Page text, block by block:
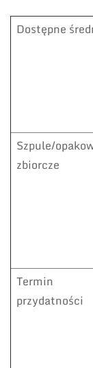
Dostępne
Szpule/
zbiorcze
Termin
przydatności